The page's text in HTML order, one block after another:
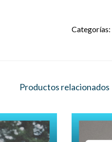
Categorías:
Productos relacionados